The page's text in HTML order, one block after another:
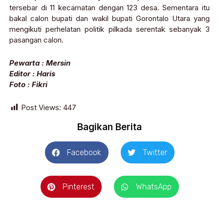
tersebar di 11 kecamatan dengan 123 desa. Sementara itu
bakal calon bupati dan wakil bupati Gorontalo Utara yang
mengikuti perhelatan politik pilkada serentak sebanyak 3
pasangan calon.
Pewarta : Mersin
Editor : Haris
Foto : Fikri
Post Views: 447
Bagikan Berita
Facebook Twitter
Pinterest WhatsApp